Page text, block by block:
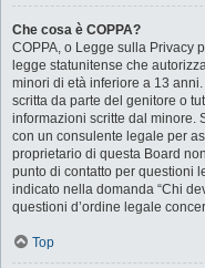
Che cosa è COPPA?
COPPA, o Legge sulla Privacy
legge statunitense che
minori di età inferiore a 13
scritta da parte del genitore o
informazioni scritte dal minore.
con un consulente legale per
proprietario di questa Board
punto di contatto per questioni
indicato nella domanda “Chi
questioni d’ordine legale
Top